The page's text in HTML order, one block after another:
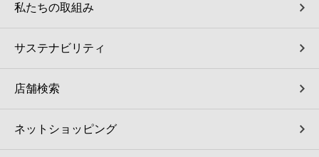
私たちの取組み
サステナビリティ
店舗検索
ネットショッピング